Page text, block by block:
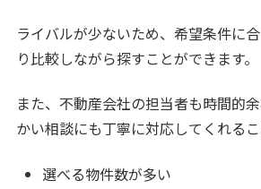
ライバルが少ないため、希望条件に
り比較しながら探すことができます。
また、不動産会社の担当者も時間的
かい相談にも丁寧に対応してくれるこ
選べる物件数が多い